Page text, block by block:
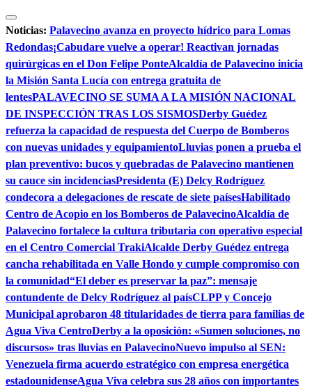
Saltar
al
contenido
Noticias: Palavecino avanza en proyecto hídrico para Lomas
Redondas¡Cabudare vuelve a operar! Reactivan jornadas
quirúrgicas en el Don Felipe PonteAlcaldía de Palavecino inicia
la Misión Santa Lucía con entrega gratuita de
lentesPALAVECINO SE SUMA A LA MISIÓN NACIONAL
DE INSPECCIÓN TRAS LOS SISMOSDerby Guédez
refuerza la capacidad de respuesta del Cuerpo de Bomberos
con nuevas unidades y equipamientoLluvias ponen a prueba el
plan preventivo: bucos y quebradas de Palavecino mantienen
su cauce sin incidenciasPresidenta (E) Delcy Rodríguez
condecora a delegaciones de rescate de siete paísesHabilitado
Centro de Acopio en los Bomberos de PalavecinoAlcaldía de
Palavecino fortalece la cultura tributaria con operativo especial
en el Centro Comercial TrakiAlcalde Derby Guédez entrega
cancha rehabilitada en Valle Hondo y cumple compromiso con
la comunidad“El deber es preservar la paz”: mensaje
contundente de Delcy Rodríguez al paísCLPP y Concejo
Municipal aprobaron 48 titularidades de tierra para familias de
Agua Viva CentroDerby a la oposición: «Sumen soluciones, no
discursos» tras lluvias en PalavecinoNuevo impulso al SEN:
Venezuela firma acuerdo estratégico con empresa energética
estadounidenseAgua Viva celebra sus 28 años con importantes